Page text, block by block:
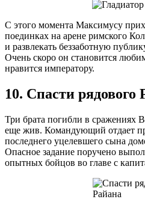
С этого момента Максимусу
поединках на арене римского
и развлекать беззаботную
Очень скоро он становится
нравится императору.
10. Спасти рядового
Три брата погибли в сражениях
еще жив. Командующий отдает
последнего уцелевшего сына
Опасное задание поручено
опытных бойцов во главе с